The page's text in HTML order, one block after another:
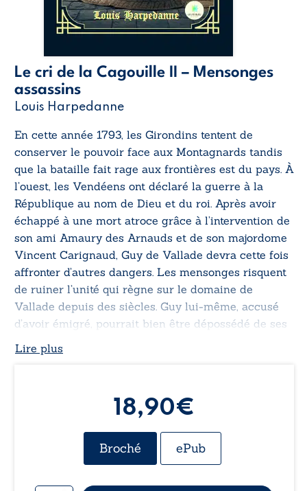
Le cri de la Cagouille II – Mensonges
assassins
Louis Harpedanne
En cette année 1793, les Girondins tentent de
conserver le pouvoir face aux Montagnards tandis
que la bataille fait rage aux frontières est du pays. À
l’ouest, les Vendéens ont déclaré la guerre à la
République au nom de Dieu et du roi. Après avoir
échappé à une mort atroce grâce à l’intervention de
son ami Amaury des Arnauds et de son majordome
Vincent Carignaud, Guy de Vallade devra cette fois
affronter d’autres dangers. Les mensonges risquent
de ruiner l’unité qui règne sur le domaine de
Vallade depuis des siècles. Guy lui-même, accusé
d’avoir émigré, pourrait bien être dépossédé de ses
Lire plus
18,90€
Broché ePub